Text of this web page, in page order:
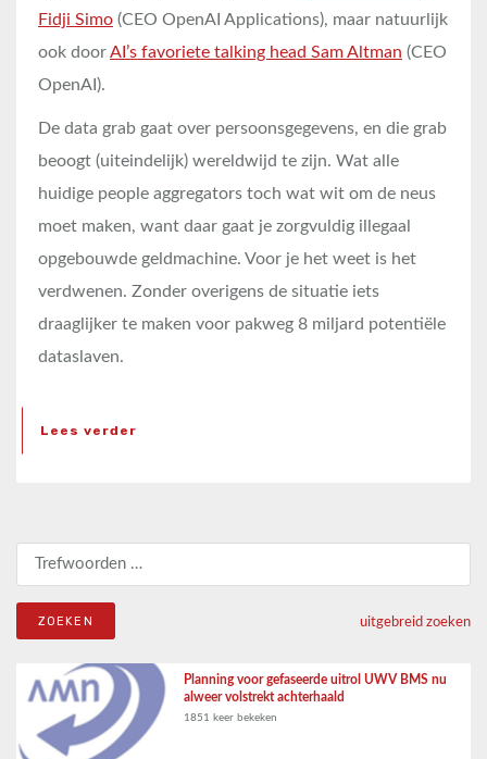
Fidji Simo (CEO OpenAI Applications), maar natuurlijk
ook doorAI’s favoriete talking head Sam Altman (CEO
OpenAI).
De data grab gaat over persoonsgegevens, en die grab
beoogt (uiteindelijk) wereldwijd te zijn. Wat alle
huidige people aggregators toch wat wit om de neus
moet maken, want daar gaat je zorgvuldig illegaal
opgebouwde geldmachine. Voor je het weet is het
verdwenen. Zonder overigens de situatie iets
draaglijker te maken voor pakweg 8 miljard potentiële
dataslaven.
Lees verder
Zoeken naar:
uitgebreid zoeken
Planning voor gefaseerde uitrol UWV BMS nu
alweer volstrekt achterhaald
1851 keer bekeken